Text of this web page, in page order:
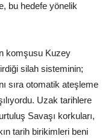
bu hedefe yönelik
komşusu Kuzey
silah sisteminin;
sıra otomatik ateşleme
Uzak tarihlere
Savaşı korkuları,
tarih birikimleri beni